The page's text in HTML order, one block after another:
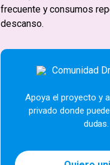
frecuente y consumos
descanso.
Apoya el proyecto y
privado donde
dudas.